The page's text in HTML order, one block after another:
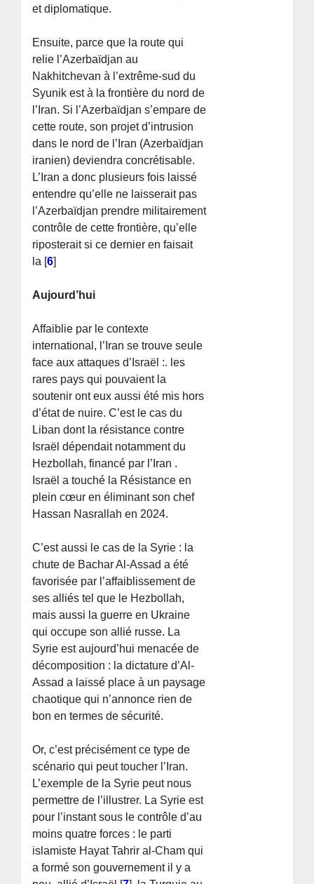
et diplomatique.
Ensuite, parce que la route qui
relie l’Azerbaïdjan au
Nakhitchevan à l’extrême-sud du
Syunik est à la frontière du nord de
l’Iran. Si l’Azerbaïdjan s’empare de
cette route, son projet d’intrusion
dans le nord de l’Iran (Azerbaïdjan
iranien) deviendra concrétisable.
L’Iran a donc plusieurs fois laissé
entendre qu’elle ne laisserait pas
l’Azerbaïdjan prendre militairement
contrôle de cette frontière, qu’elle
riposterait si ce dernier en faisait
la [6]
Aujourd’hui
Affaiblie par le contexte
international, l’Iran se trouve seule
face aux attaques d’Israël :. les
rares pays qui pouvaient la
soutenir ont eux aussi été mis hors
d’état de nuire. C’est le cas du
Liban dont la résistance contre
Israël dépendait notamment du
Hezbollah, financé par l’Iran .
Israël a touché la Résistance en
plein cœur en éliminant son chef
Hassan Nasrallah en 2024.
C’est aussi le cas de la Syrie : la
chute de Bachar Al-Assad a été
favorisée par l’affaiblissement de
ses alliés tel que le Hezbollah,
mais aussi la guerre en Ukraine
qui occupe son allié russe. La
Syrie est aujourd’hui menacée de
décomposition : la dictature d’Al-
Assad a laissé place à un paysage
chaotique qui n’annonce rien de
bon en termes de sécurité.
Or, c’est précisément ce type de
scénario qui peut toucher l’Iran.
L’exemple de la Syrie peut nous
permettre de l’illustrer. La Syrie est
pour l’instant sous le contrôle d’au
moins quatre forces : le parti
islamiste Hayat Tahrir al-Cham qui
a formé son gouvernement il y a